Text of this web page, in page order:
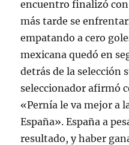
encuentro finalizó
más tarde se
empatando a cero
mexicana quedó en
detrás de la selección
seleccionador afirmó
«Pernía le va mejor a
España». España a
resultado, y haber